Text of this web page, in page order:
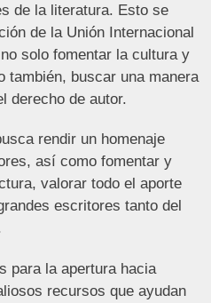
de la literatura. Esto se
de la Unión Internacional
solo fomentar la cultura y
también, buscar una manera
derecho de autor.
rendir un homenaje
así como fomentar y
valorar todo el aporte
escritores tanto del
para la apertura hacia
recursos que ayudan